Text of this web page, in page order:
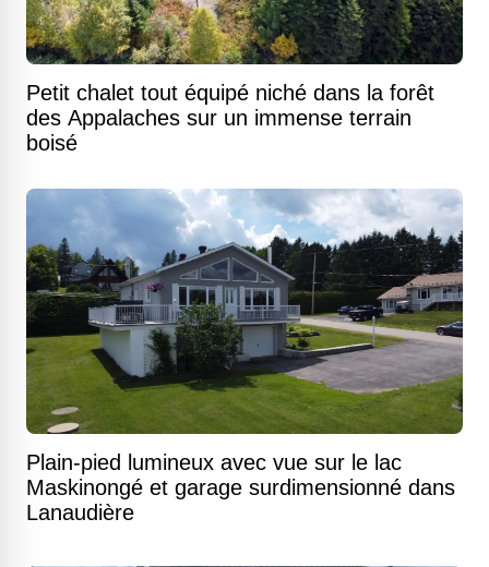
Petit chalet tout équipé niché dans la forêt
des Appalaches sur un immense terrain
boisé
Plain-pied lumineux avec vue sur le lac
Maskinongé et garage surdimensionné dans
Lanaudière